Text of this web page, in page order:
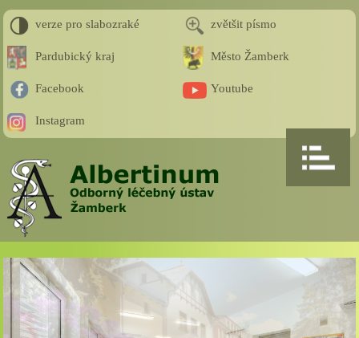
verze pro slabozraké zvětšit písmo
Pardubický kraj Město Žamberk
Facebook Youtube
Instagram